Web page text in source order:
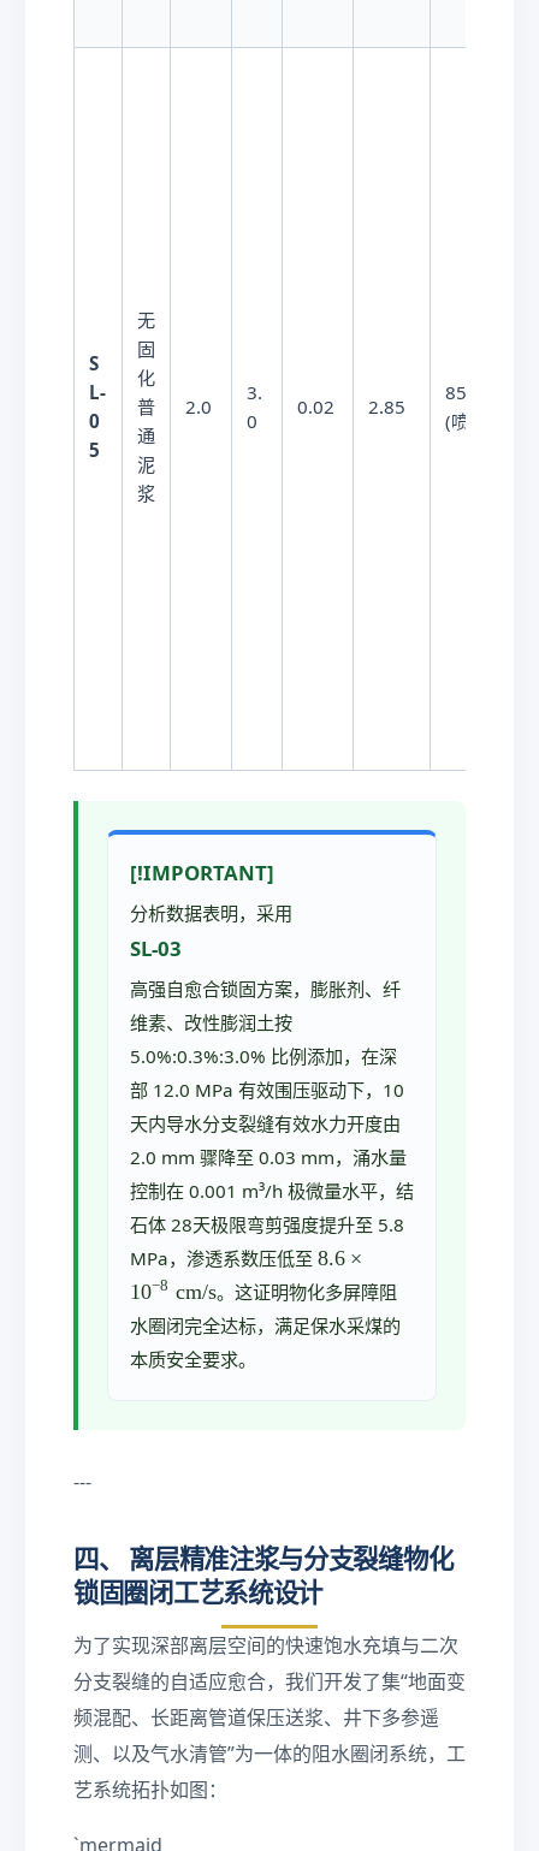
S
L-
0
5
无
固
化
普
通
泥
浆
2.0
3.
0
0.02 2.85
85.0
(喷涌)
[!IMPORTANT]
分析数据表明，采用
SL-03
高强自愈合锁固方案，膨胀剂、纤
维素、改性膨润土按
5.0%:0.3%:3.0% 比例添加，在深
部 12.0 MPa 有效围压驱动下，10
天内导水分支裂缝有效水力开度由
2.0 mm 骤降至 0.03 mm，涌水量
控制在 0.001 m³/h 极微量水平，结
石体 28天极限弯剪强度提升至 5.8
MPa，渗透系数压低至 8.
6\
m
8
}\
{
c
m
/s
}
8.6 ×
10−8 cm/s。这证明物化多屏障阻
水圈闭完全达标，满足保水采煤的
本质安全要求。
---
四、 离层精准注浆与分支裂缝物化
锁固圈闭工艺系统设计
为了实现深部离层空间的快速饱水充填与二次
分支裂缝的自适应愈合，我们开发了集“地面变
频混配、长距离管道保压送浆、井下多参遥
测、以及气水清管”为一体的阻水圈闭系统，工
艺系统拓扑如图：
`mermaid